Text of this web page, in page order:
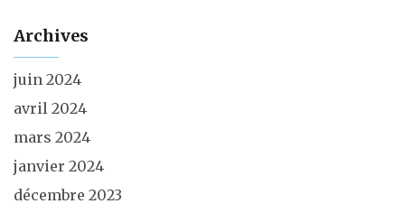
Archives
juin 2024
avril 2024
mars 2024
janvier 2024
décembre 2023